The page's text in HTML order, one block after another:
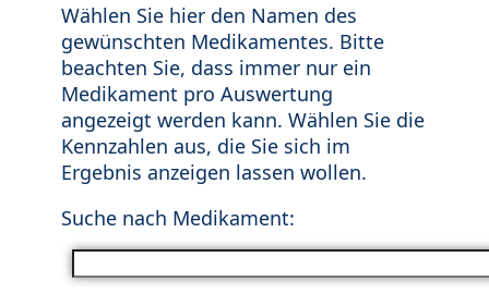
Wählen Sie hier den Namen des
gewünschten Medikamentes. Bitte
beachten Sie, dass immer nur ein
Medikament pro Auswertung
angezeigt werden kann. Wählen Sie die
Kennzahlen aus, die Sie sich im
Ergebnis anzeigen lassen wollen.
Suche nach Medikament: